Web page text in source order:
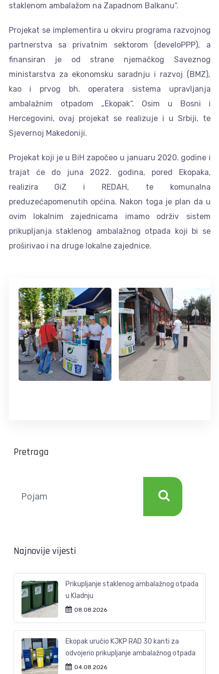
staklenom ambalažom na Zapadnom Balkanu“.
Projekat se implementira u okviru programa razvojnog
partnerstva sa privatnim sektorom (develoPPP), a
finansiran je od strane njemačkog Saveznog
ministarstva za ekonomsku saradnju i razvoj (BMZ),
kao i prvog bh. operatera sistema upravljanja
ambalažnim otpadom „Ekopak“. Osim u Bosni i
Hercegovini, ovaj projekat se realizuje i u Srbiji, te
Sjevernoj Makedoniji.
Projekat koji je u BiH započeo u januaru 2020. godine i
trajat će do juna 2022. godina, pored Ekopaka,
realizira GiZ i REDAH, te komunalna
preduzećapomenutih općina. Nakon toga je plan da u
ovim lokalnim zajednicama imamo održiv sistem
prikupljanja staklenog ambalažnog otpada koji bi se
proširivao i na druge lokalne zajednice.
Pretraga
Najnovije vijesti
Prikupljanje staklenog ambalažnog otpada
u Kladnju
08.08.2026
Ekopak uručio KJKP RAD 30 kanti za
odvojeno prikupljanje ambalažnog otpada
04.08.2026